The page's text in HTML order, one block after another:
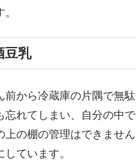
豆乳
前から冷蔵庫の片隅で無
忘れてしまい、自分の中
上の棚の管理はできませ
しています。